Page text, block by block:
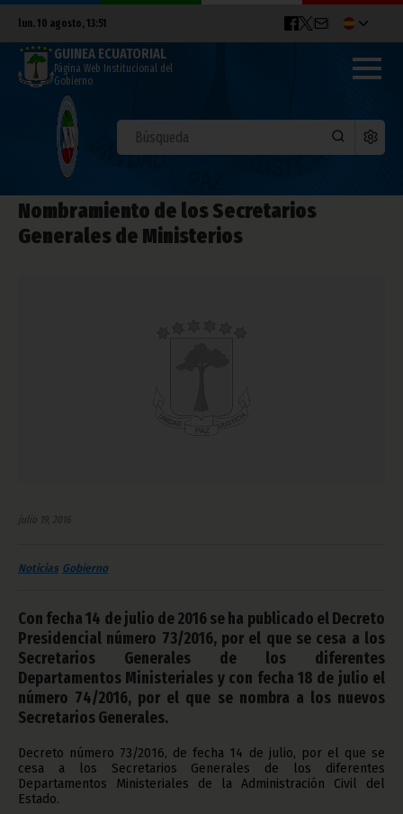
lun. 10 agosto, 13:51
GUINEA ECUATORIAL
Página Web Institucional del
Gobierno
Nombramiento de los Secretarios
Generales de Ministerios
julio 19, 2016
Noticias Gobierno
Con fecha 14 de julio de 2016 se ha publicado el Decreto
Presidencial número 73/2016, por el que se cesa a los
Secretarios Generales de los diferentes
Departamentos Ministeriales y con fecha 18 de julio el
número 74/2016, por el que se nombra a los nuevos
Secretarios Generales.
Decreto número 73/2016, de fecha 14 de julio, por el que se
cesa a los Secretarios Generales de los diferentes
Departamentos Ministeriales de la Administración Civil del
Estado.